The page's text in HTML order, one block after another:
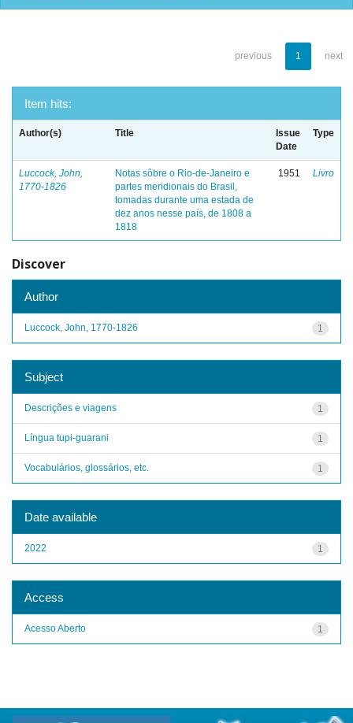
previous 1 next
Item hits:
Author(s) Title
Issue
Date
Type
Luccock, John,
1770-1826
Notas sôbre o Rio-de-Janeiro e
partes meridionais do Brasil,
tomadas durante uma estada de
dez anos nesse país, de 1808 a
1818
1951 Livro
Discover
Author
1
Luccock, John, 1770-1826
Subject
1
Descrições e viagens
1
Língua tupi-guarani
1
Vocabulários, glossários, etc.
Date available
1
2022
Access
1
Acesso Aberto